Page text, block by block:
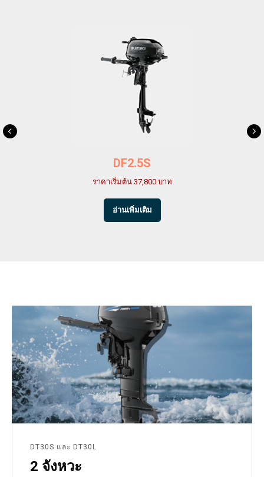
DF2.5S
ราคาเริ่มต้น 37,800 บาท
อ่านเพิ่มเติม
DT30S และ DT30L
2 จังหวะ